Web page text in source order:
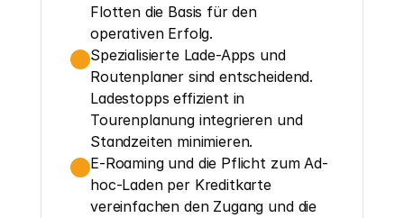
Flotten die Basis für den
operativen Erfolg.
Spezialisierte Lade-Apps und
Routenplaner sind entscheidend.
Ladestopps effizient in
Tourenplanung integrieren und
Standzeiten minimieren.
E-Roaming und die Pflicht zum Ad-
hoc-Laden per Kreditkarte
vereinfachen den Zugang und die